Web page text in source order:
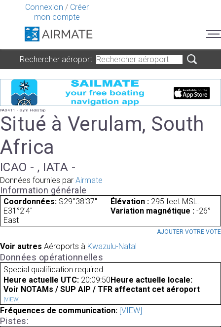
Connexion / Créer
mon compte
Rechercher aéroport
FA0411 - Sym Helistop
Situé à Verulam, South
Africa
ICAO - , IATA -
Données fournies par Airmate
Information générale
Coordonnées: S29°38'37"
E31°2'4"
Élévation : 295 feet MSL.
Variation magnétique : -26°
East
AJOUTER VOTRE VOTE
Voir autres Aéroports à Kwazulu-Natal
Données opérationnelles
Special qualification required
Heure actuelle UTC: 20:09:50 Heure actuelle locale:
Voir NOTAMs / SUP AIP / TFR affectant cet aéroport
[VIEW]
Fréquences de communication: [VIEW]
Pistes: